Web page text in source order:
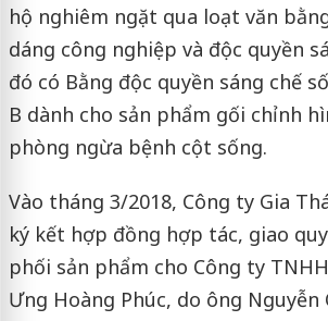
hộ nghiêm ngặt qua loạt văn
dáng công nghiệp và độc quyền
đó có Bằng độc quyền sáng chế
B dành cho sản phẩm gối chỉnh
phòng ngừa bệnh cột sống.
Vào tháng 3/2018, Công ty Gia
ký kết hợp đồng hợp tác, giao
phối sản phẩm cho Công ty
Ưng Hoàng Phúc, do ông Nguyễn